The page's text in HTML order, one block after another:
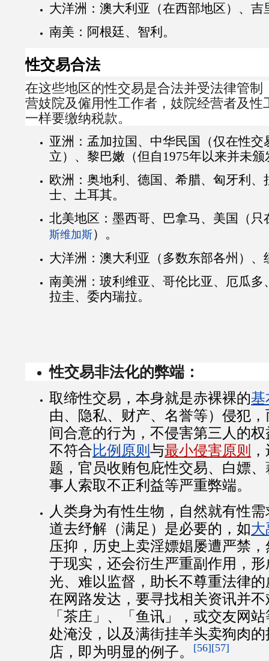
大洋洲：澳大利亚（在西部地区）、吉
南美：阿根廷、智利。
性交易合法
在这些地区的性交易是合法并受法律管制
营妓院及僱用性工作者，妓院经营者及性
一样要缴纳税款。
亚洲：孟加拉国、中华民国（仅在性交
立）、黎巴嫩（但自1975年以来并未
欧洲：奥地利、德国、希腊、匈牙利、
士、土耳其。
北美地区：墨西哥、巴拿马、美国（只
斯维加斯）。
大洋洲：澳大利亚（多数东部各州）、
南美洲：玻利维亚、哥伦比亚、厄瓜多
拉圭、委内瑞拉。
性交易非法化的弊端：
取缔性交易，本身就是赤裸裸的基
由、隐私、财产、名誉等）侵犯
间合意的行为，不侵害第三人的
不符合比例原则 与最小侵害原则
题，官员收贿包庇性交易、白嫖
事人索取不正利益等严重弊端。
人类身为有性生物，自然就有性
道去纾解（满足）是必要的，如大
压抑，历史上卖淫嫖娼屡遭严禁
于现实，还会衍生严重副作用，
光、难以监督，助长不尊重法律
在网路发达，要寻找相关资讯并
「茶庄」、「鱼讯」，或交友网
处淹没，以及满街挂羊头卖狗肉
店，即为明显的例子。
[56][57]